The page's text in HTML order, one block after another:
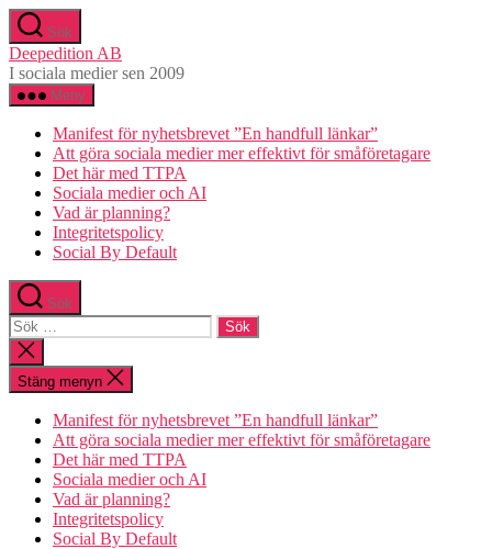
Hoppa
till
innehåll
Sök
Deepedition AB
I sociala medier sen 2009
Meny
Manifest för nyhetsbrevet ”En handfull länkar”
Att göra sociala medier mer effektivt för småföretagare
Det här med TTPA
Sociala medier och AI
Vad är planning?
Integritetspolicy
Social By Default
Sök
Sök
efter:
Stäng
sökningen
Stäng menyn
Manifest för nyhetsbrevet ”En handfull länkar”
Att göra sociala medier mer effektivt för småföretagare
Det här med TTPA
Sociala medier och AI
Vad är planning?
Integritetspolicy
Social By Default